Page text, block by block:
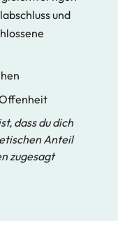
und
dass du dich
Anteil
zugesagt